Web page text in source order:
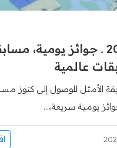
مسابقات 2026 ـ جوائز
عالمية
الأمثل للوصول إلى كنوز